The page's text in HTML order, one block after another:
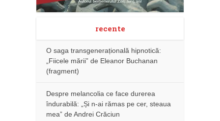
recente
O saga transgenerațională hipnotică:
„Fiicele mării” de Eleanor Buchanan
(fragment)
Despre melancolia ce face durerea
îndurabilă: „Și n-ai rămas pe cer, steaua
mea” de Andrei Crăciun